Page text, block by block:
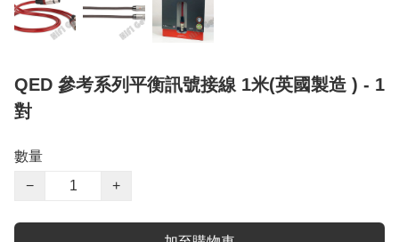
QED 參考系列平衡訊號接線 1米(英國製造 ) - 1
對
數量
−
+